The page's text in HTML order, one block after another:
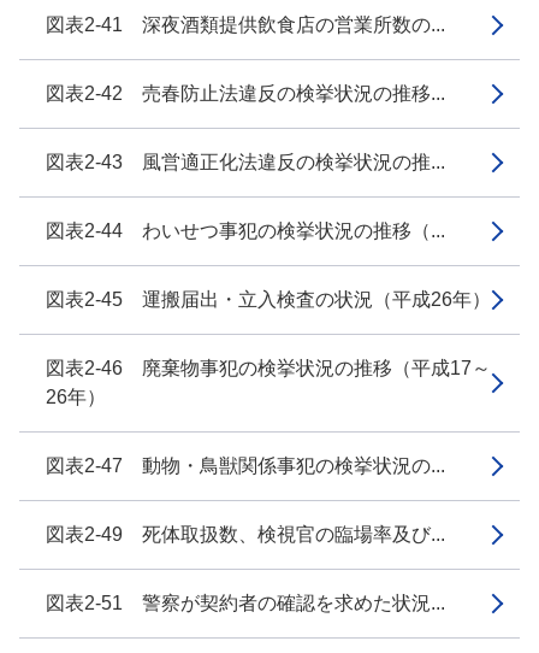
図表2-41 深夜酒類提供飲食店の営業所数の...
図表2-42 売春防止法違反の検挙状況の推移...
図表2-43 風営適正化法違反の検挙状況の推...
図表2-44 わいせつ事犯の検挙状況の推移（...
図表2-45 運搬届出・立入検査の状況（平成26年）
図表2-46 廃棄物事犯の検挙状況の推移（平成17～
26年）
図表2-47 動物・鳥獣関係事犯の検挙状況の...
図表2-49 死体取扱数、検視官の臨場率及び...
図表2-51 警察が契約者の確認を求めた状況...